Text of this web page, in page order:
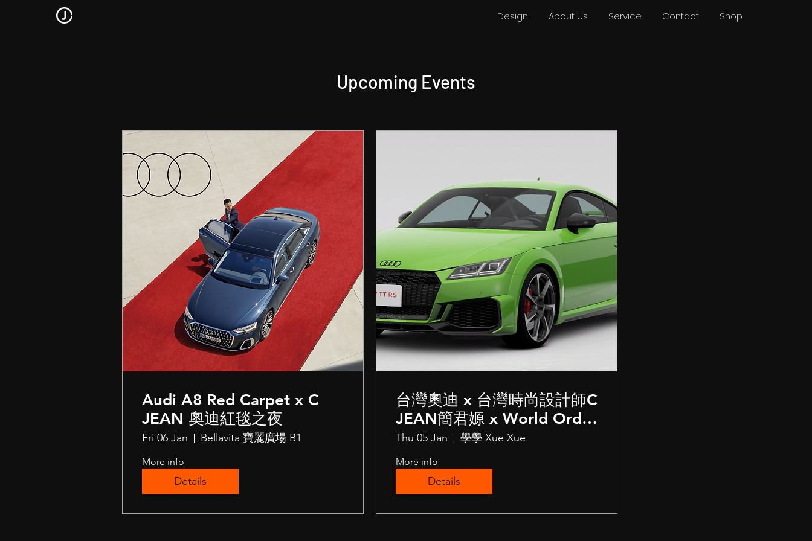
Design About Us Service Contact Shop
Upcoming Events
Audi A8 Red Carpet x C
JEAN 奧迪紅毯之夜
Fri 06 Jan Bellavita 寶麗廣場 B1
More info
Details
台灣奧迪 x 台灣時尚設計師C
JEAN簡君嫄 x World Order
當服裝設計遇上當代美學 跨
界對談歷久不衰的雋永設計
Thu 05 Jan 學學 Xue Xue
More info
Details